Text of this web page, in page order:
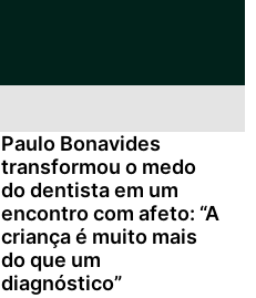
Paulo Bonavides
transformou o medo
do dentista em um
encontro com afeto: “A
criança é muito mais
do que um
diagnóstico”